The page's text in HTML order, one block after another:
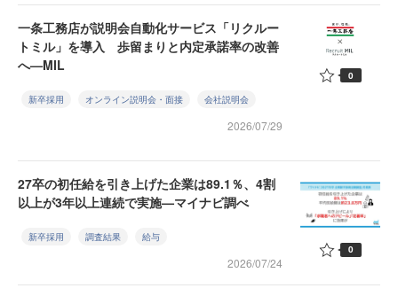
一条工務店が説明会自動化サービス「リクルー
トミル」を導入 歩留まりと内定承諾率の改善
へ—MIL
新卒採用 オンライン説明会・面接 会社説明会
2026/07/29
0
27卒の初任給を引き上げた企業は89.1％、4割
以上が3年以上連続で実施—マイナビ調べ
新卒採用 調査結果 給与
2026/07/24
0